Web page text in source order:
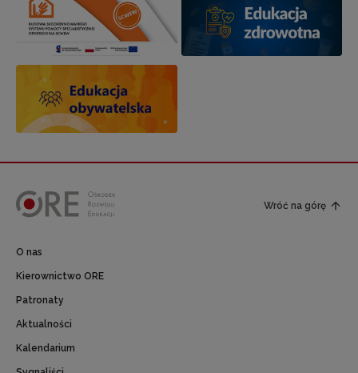
Wróć na górę
O nas
Kierownictwo ORE
Patronaty
Aktualności
Kalendarium